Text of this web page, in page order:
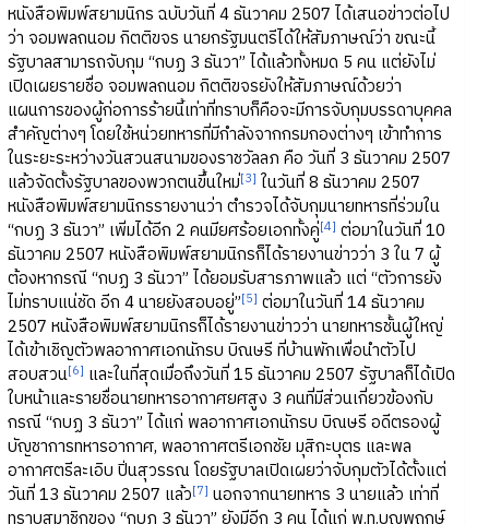
หนังสือพิมพ์สยามนิกร ฉบับวันที่ 4 ธันวาคม 2507 ได้เสนอข่าวต่อไป
ว่า จอมพลถนอม กิตติขจร นายกรัฐมนตรีได้ให้สัมภาษณ์ว่า ขณะนี้
รัฐบาลสามารถจับกุม “กบฏ 3 ธันวา” ได้แล้วทั้งหมด 5 คน แต่ยังไม่
เปิดเผยรายชื่อ จอมพลถนอม กิตติขจรยังให้สัมภาษณ์ด้วยว่า
แผนการของผู้ก่อการร้ายนี้เท่าที่ทราบก็คือจะมีการจับกุมบรรดาบุคคล
สำคัญต่างๆ โดยใช้หน่วยทหารที่มีกำลังจากกรมกองต่างๆ เข้าทำการ
ในระยะระหว่างวันสวนสนามของราชวัลลภ คือ วันที่ 3 ธันวาคม 2507
แล้วจัดตั้งรัฐบาลของพวกตนขึ้นใหม่[3] ในวันที่ 8 ธันวาคม 2507
หนังสือพิมพ์สยามนิกรรายงานว่า ตำรวจได้จับกุมนายทหารที่ร่วมใน
“กบฏ 3 ธันวา” เพิ่มได้อีก 2 คนมียศร้อยเอกทั้งคู่[4] ต่อมาในวันที่ 10
ธันวาคม 2507 หนังสือพิมพ์สยามนิกรก็ได้รายงานข่าวว่า 3 ใน 7 ผู้
ต้องหากรณี “กบฏ 3 ธันวา” ได้ยอมรับสารภาพแล้ว แต่ “ตัวการยัง
ไม่ทราบแน่ชัด อีก 4 นายยังสอบอยู่”[5] ต่อมาในวันที่ 14 ธันวาคม
2507 หนังสือพิมพ์สยามนิกรก็ได้รายงานข่าวว่า นายทหารชั้นผู้ใหญ่
ได้เข้าเชิญตัวพลอากาศเอกนักรบ บิณษรี ที่บ้านพักเพื่อนำตัวไป
สอบสวน[6] และในที่สุดเมื่อถึงวันที่ 15 ธันวาคม 2507 รัฐบาลก็ได้เปิด
ใบหน้าและรายชื่อนายทหารอากาศยศสูง 3 คนที่มีส่วนเกี่ยวข้องกับ
กรณี “กบฏ 3 ธันวา” ได้แก่ พลอากาศเอกนักรบ บิณษรี อดีตรองผู้
บัญชาการทหารอากาศ, พลอากาศตรีเอกชัย มุสิกะบุตร และพล
อากาศตรีละเอิบ ปิ่นสุวรรณ โดยรัฐบาลเปิดเผยว่าจับกุมตัวได้ตั้งแต่
วันที่ 13 ธันวาคม 2507 แล้ว[7] นอกจากนายทหาร 3 นายแล้ว เท่าที่